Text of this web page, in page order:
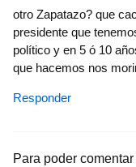
otro Zapatazo? que
presidente que
político y en 5 ó 10
que hacemos nos
Responder
Para poder